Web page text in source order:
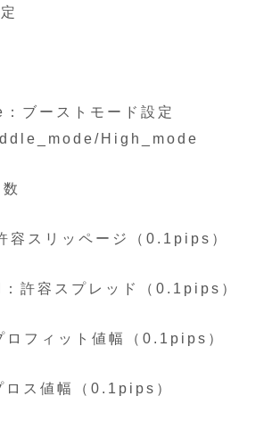
：ブーストモード設定
High_mode
容スリッページ（0.1pips）
許容スプレッド（0.1pips）
ロフィット値幅（0.1pips）
ロス値幅（0.1pips）